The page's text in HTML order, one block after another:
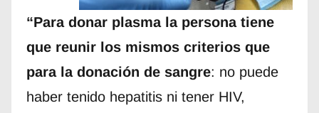
“Para donar plasma la persona tiene
que reunir los mismos criterios que
para la donación de sangre: no puede
haber tenido hepatitis ni tener HIV,